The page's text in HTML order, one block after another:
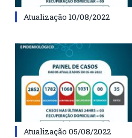
Atualização 10/08/2022
Atualização 05/08/2022